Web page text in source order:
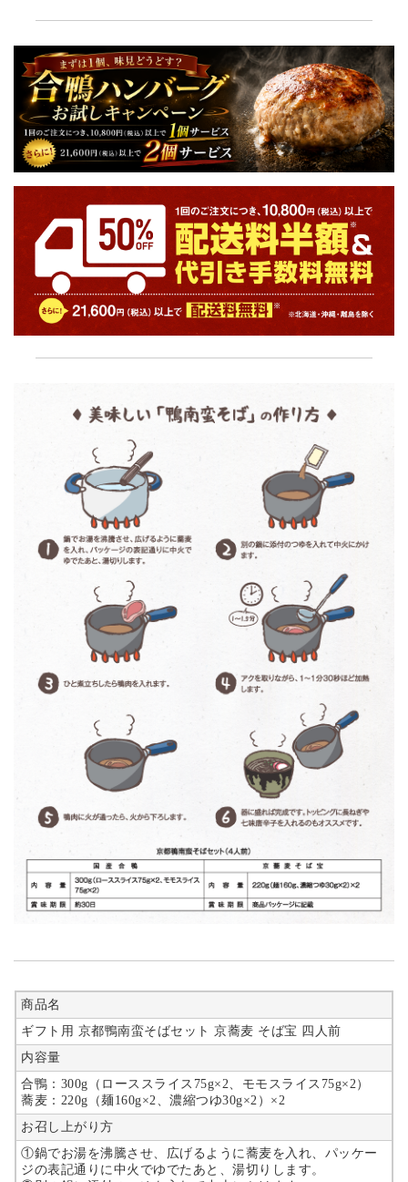
商品名
ギフト用 京都鴨南蛮そばセット 京蕎麦 そば宝 四人前
内容量
合鴨：300g（ローススライス75g×2、モモスライス75g×2）
蕎麦：220g（麺160g×2、濃縮つゆ30g×2）×2
お召し上がり方
①鍋でお湯を沸騰させ、広げるように蕎麦を入れ、パッケー
ジの表記通りに中火でゆでたあと、湯切りします。